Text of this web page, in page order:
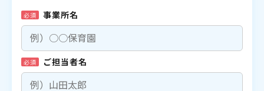
必須 事業所名
必須 ご担当者名